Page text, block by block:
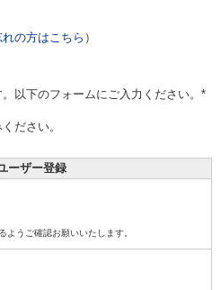
の方はこちら ）
以下のフォームにご入力ください。*
ださい。
ーザー登録
うご確認お願いいたします。